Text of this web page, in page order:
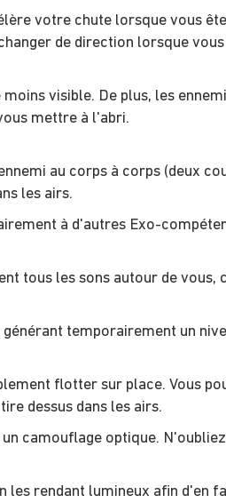
votre chute lorsque vous
de direction lorsque
visible. De plus, les
mettre à l'abri.
au corps à corps (deux
les airs.
à d'autres Exo-
tous les sons autour de vous,
temporairement un
flotter sur place. Vous
dessus dans les airs.
camouflage optique.
les rendant lumineux afin d'en